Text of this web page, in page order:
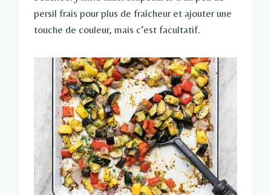
persil frais pour plus de fraîcheur et ajouter une
touche de couleur, mais c’est facultatif.